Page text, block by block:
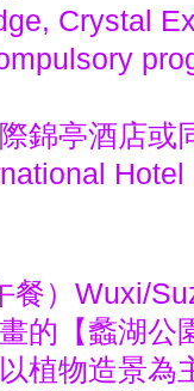
Crystal
錦亭酒店或
餐）Wuxi/
的【蠡湖公
植物造景為